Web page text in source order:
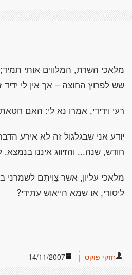
מלאכי השרת, המלווים אותי
שש לפרוץ החוצה – אך אין לי
רעי וידידי, אמרו נא לי: האם
יודע אני שבגלגול זה לא אירע
חודש, שנה... והזיווג איננו
מלאכי עליון, אשר צֻוֵּיתֶם לשמרני
ליסורי, או שמא הייאוש עתידי?
14/11/2007 חזקי פוקס